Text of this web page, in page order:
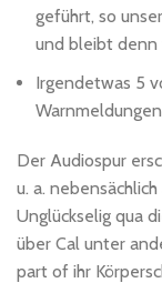
geführt, so
und bleibt denn
Irgendetwas 5
Der Audiospur
u. a.
Unglückselig qua
über Cal unter
part of ihr